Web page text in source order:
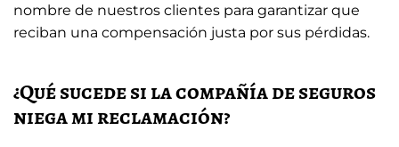
nombre de nuestros clientes para garantizar que
reciban una compensación justa por sus pérdidas.
¿Qué sucede si la compañía de seguros
niega mi reclamación?